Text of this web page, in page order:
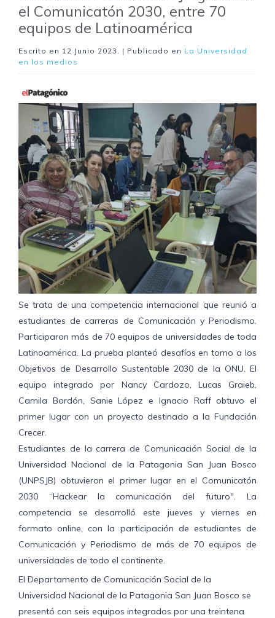
el Comunicatón 2030, entre 70
equipos de Latinoamérica
Escrito en 12 Junio 2023 . | Publicado en La Universidad
en los medios
Se trata de una competencia internacional que reunió a
estudiantes de carreras de Comunicación y Periodismo.
Participaron más de 70 equipos de universidades de toda
Latinoamérica. La prueba planteó desafíos en torno a los
Objetivos de Desarrollo Sustentable 2030 de la ONU. El
equipo integrado por Nancy Cardozo, Lucas Graieb,
Camila Bordón, Sanie López e Ignacio Raff obtuvo el
primer lugar con un proyecto destinado a la Fundación
Crecer.
Estudiantes de la carrera de Comunicación Social de la
Universidad Nacional de la Patagonia San Juan Bosco
(UNPSJB) obtuvieron el primer lugar en el Comunicatón
2030 “Hackear la comunicación del futuro". La
competencia se desarrolló este jueves y viernes en
formato online, con la participación de estudiantes de
Comunicación y Periodismo de más de 70 equipos de
universidades de todo el continente.
El Departamento de Comunicación Social de la
Universidad Nacional de la Patagonia San Juan Bosco se
presentó con seis equipos integrados por una treintena